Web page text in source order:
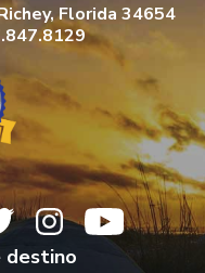
Florida 34654
destino